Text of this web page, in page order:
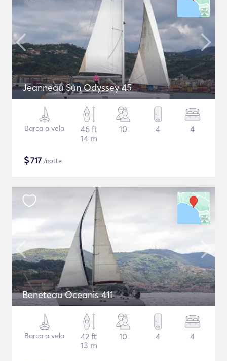
Jeanneau Sun Odyssey 45
Barca a vela
46 ft
14 m
10 4 4
$717 /notte
Beneteau Oceanis 411
Barca a vela
42 ft
13 m
10 4 4